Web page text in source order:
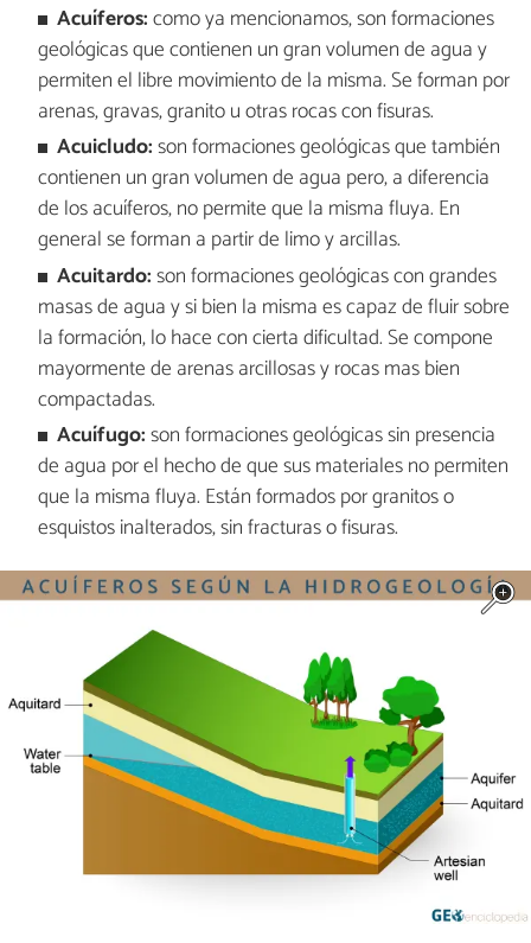
Acuíferos:como ya mencionamos, son formaciones
geológicas que contienen un gran volumen de agua y
permiten el libre movimiento de la misma. Se forman por
arenas, gravas, granito u otras rocas con fisuras.
Acuicludo:son formaciones geológicas que también
contienen un gran volumen de agua pero, a diferencia
de los acuíferos, no permite que la misma fluya. En
general se forman a partir de limo y arcillas.
Acuitardo:son formaciones geológicas con grandes
masas de agua y si bien la misma es capaz de fluir sobre
la formación, lo hace con cierta dificultad. Se compone
mayormente de arenas arcillosas y rocas mas bien
compactadas.
Acuífugo:son formaciones geológicas sin presencia
de agua por el hecho de que sus materiales no permiten
que la misma fluya. Están formados por granitos o
esquistos inalterados, sin fracturas o fisuras.